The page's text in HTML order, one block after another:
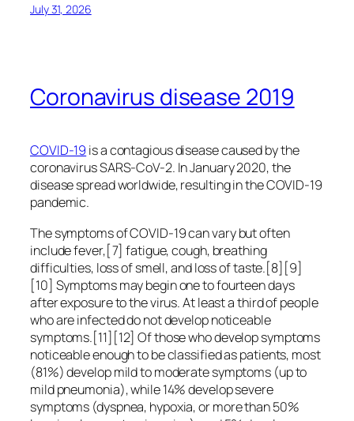
July 31, 2026
Coronavirus disease 2019
COVID-19 is a contagious disease caused by the
coronavirus SARS-CoV-2. In January 2020, the
disease spread worldwide, resulting in the COVID-19
pandemic.
The symptoms of COVID‑19 can vary but often
include fever,[7] fatigue, cough, breathing
difficulties, loss of smell, and loss of taste.[8][9]
[10] Symptoms may begin one to fourteen days
after exposure to the virus. At least a third of people
who are infected do not develop noticeable
symptoms.[11][12] Of those who develop symptoms
noticeable enough to be classified as patients, most
(81%) develop mild to moderate symptoms (up to
mild pneumonia), while 14% develop severe
symptoms (dyspnea, hypoxia, or more than 50%